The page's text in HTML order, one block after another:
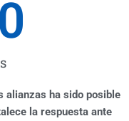
alianzas ha sido posible
la respuesta ante